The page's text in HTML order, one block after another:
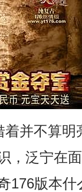
并不算明
，泛宁在
176版本